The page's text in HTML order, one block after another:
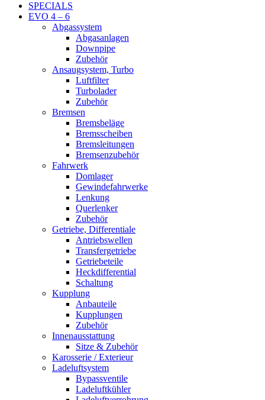
SPECIALS
EVO 4 – 6
Abgassystem
Abgasanlagen
Downpipe
Zubehör
Ansaugsystem, Turbo
Luftfilter
Turbolader
Zubehör
Bremsen
Bremsbeläge
Bremsscheiben
Bremsleitungen
Bremsenzubehör
Fahrwerk
Domlager
Gewindefahrwerke
Lenkung
Querlenker
Zubehör
Getriebe, Differentiale
Antriebswellen
Transfergetriebe
Getriebeteile
Heckdifferential
Schaltung
Kupplung
Anbauteile
Kupplungen
Zubehör
Innenausstattung
Sitze & Zubehör
Karosserie / Exterieur
Ladeluftsystem
Bypassventile
Ladeluftkühler